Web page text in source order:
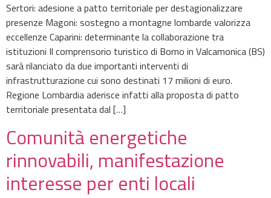
Sertori: adesione a patto territoriale per destagionalizzare
presenze Magoni: sostegno a montagne lombarde valorizza
eccellenze Caparini: determinante la collaborazione tra
istituzioni Il comprensorio turistico di Borno in Valcamonica (BS)
sarà rilanciato da due importanti interventi di
infrastrutturazione cui sono destinati 17 milioni di euro.
Regione Lombardia aderisce infatti alla proposta di patto
territoriale presentata dal […]
Comunità energetiche
rinnovabili, manifestazione
interesse per enti locali